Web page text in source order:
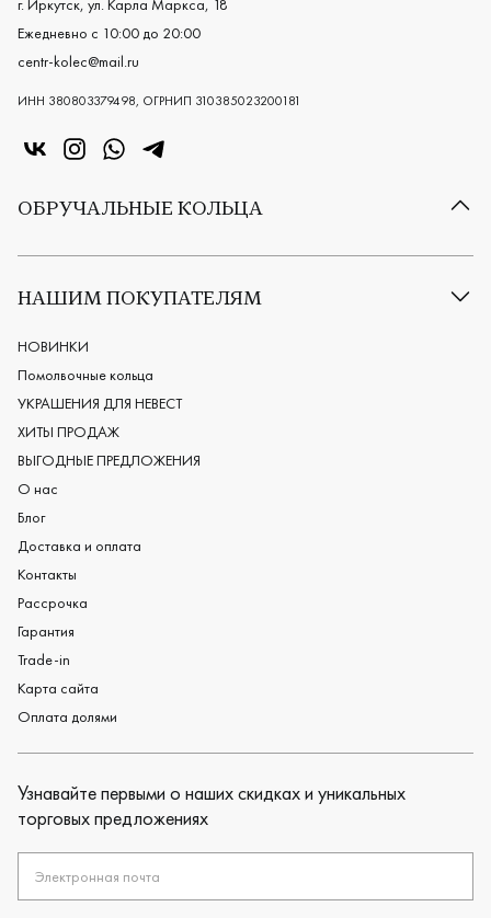
г. Иркутск, ул. Карла Маркса, 18
Ежедневно с 10:00 до 20:00
centr-kolec@mail.ru
ИНН 380803379498, ОГРНИП 310385023200181
«Центр колец» в VK
«Центр колец» в Instagram
«Центр колец» в Whatsapp
«Центр колец» в Telegram
ОБРУЧАЛЬНЫЕ КОЛЬЦА
Все обручальные кольца
Европейские обручальные кольца
Мужские обручальные кольца
Женские обручальные кольца
Обручальные кольца из платины
Дизайнерские обручальные кольца
Черные обручальные кольца
НАШИМ ПОКУПАТЕЛЯМ
НОВИНКИ
Помолвочные кольца
УКРАШЕНИЯ ДЛЯ НЕВЕСТ
ХИТЫ ПРОДАЖ
ВЫГОДНЫЕ ПРЕДЛОЖЕНИЯ
О нас
Блог
Доставка и оплата
Контакты
Рассрочка
Гарантия
Trade-in
Карта сайта
Оплата долями
Узнавайте первыми о наших скидках и уникальных
торговых предложениях
Электронная почта